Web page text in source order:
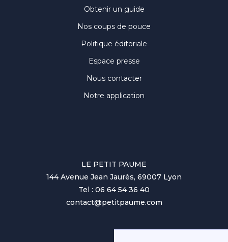
Obtenir un guide
Nos coups de pouce
Politique éditoriale
Espace presse
Nous contacter
Notre application
LE PETIT PAUME
144 Avenue Jean Jaurès, 69007 Lyon
Tel : 06 64 54 36 40
contact@petitpaume.com